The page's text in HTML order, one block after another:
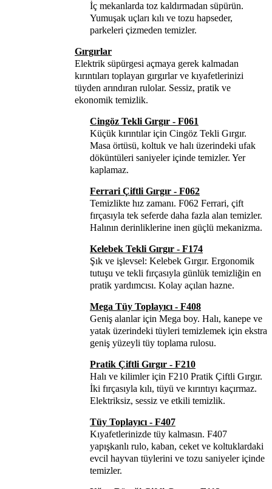
İç mekanlarda toz kaldırmadan süpürün.
Yumuşak uçları kılı ve tozu hapseder,
parkeleri çizmeden temizler.
Gırgırlar
Elektrik süpürgesi açmaya gerek kalmadan
kırıntıları toplayan gırgırlar ve kıyafetlerinizi
tüyden arındıran rulolar. Sessiz, pratik ve
ekonomik temizlik.
Cingöz Tekli Gırgır - F061
Küçük kırıntılar için Cingöz Tekli Gırgır.
Masa örtüsü, koltuk ve halı üzerindeki ufak
döküntüleri saniyeler içinde temizler. Yer
kaplamaz.
Ferrari Çiftli Gırgır - F062
Temizlikte hız zamanı. F062 Ferrari, çift
fırçasıyla tek seferde daha fazla alan temizler.
Halının derinliklerine inen güçlü mekanizma.
Kelebek Tekli Gırgır - F174
Şık ve işlevsel: Kelebek Gırgır. Ergonomik
tutuşu ve tekli fırçasıyla günlük temizliğin en
pratik yardımcısı. Kolay açılan hazne.
Mega Tüy Toplayıcı - F408
Geniş alanlar için Mega boy. Halı, kanepe ve
yatak üzerindeki tüyleri temizlemek için ekstra
geniş yüzeyli tüy toplama rulosu.
Pratik Çiftli Gırgır - F210
Halı ve kilimler için F210 Pratik Çiftli Gırgır.
İki fırçasıyla kılı, tüyü ve kırıntıyı kaçırmaz.
Elektriksiz, sessiz ve etkili temizlik.
Tüy Toplayıcı - F407
Kıyafetlerinizde tüy kalmasın. F407
yapışkanlı rulo, kaban, ceket ve koltuklardaki
evcil hayvan tüylerini ve tozu saniyeler içinde
temizler.